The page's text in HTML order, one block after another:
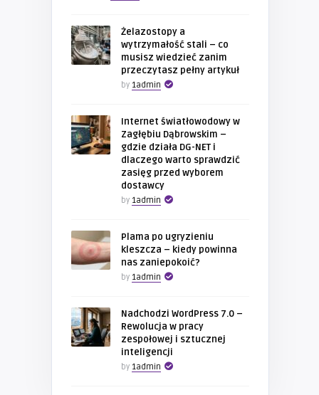
Żelazostopy a
wytrzymałość stali – co
musisz wiedzieć zanim
przeczytasz pełny artykuł
by 1admin
Internet światłowodowy w
Zagłębiu Dąbrowskim –
gdzie działa DG-NET i
dlaczego warto sprawdzić
zasięg przed wyborem
dostawcy
by 1admin
Plama po ugryzieniu
kleszcza – kiedy powinna
nas zaniepokoić?
by 1admin
Nadchodzi WordPress 7.0 –
Rewolucja w pracy
zespołowej i sztucznej
inteligencji
by 1admin